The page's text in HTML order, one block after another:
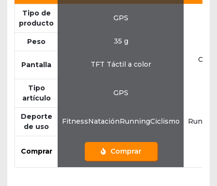
Tipo de
producto
GPS
Peso 35 g
Pantalla TFT Táctil a color
Tipo
artículo
GPS
Deporte
de uso
FitnessNataciónRunningCiclismo
Comprar Comprar